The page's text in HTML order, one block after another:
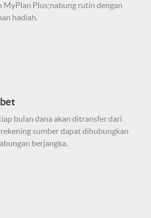
MyPlan Plus;nabung rutin dengan
hadiah.
bulan dana akan ditransfer dari
sumber dapat dihubungkan
berjangka.